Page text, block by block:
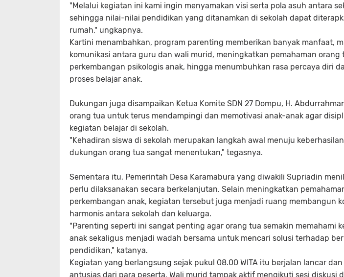
"Melalui kegiatan ini kami ingin menyamakan visi serta pola asuh antara
sehingga nilai-nilai pendidikan yang ditanamkan di sekolah dapat
rumah," ungkapnya.
Kartini menambahkan, program parenting memberikan banyak manfaat,
komunikasi antara guru dan wali murid, meningkatkan pemahaman orang
perkembangan psikologis anak, hingga menumbuhkan rasa percaya diri
proses belajar anak.
Dukungan juga disampaikan Ketua Komite SDN 27 Dompu, H.
orang tua untuk terus mendampingi dan memotivasi anak-anak agar
kegiatan belajar di sekolah.
"Kehadiran siswa di sekolah merupakan langkah awal menuju
dukungan orang tua sangat menentukan," tegasnya.
Sementara itu, Pemerintah Desa Karamabura yang diwakili Supriadin
perlu dilaksanakan secara berkelanjutan. Selain meningkatkan
perkembangan anak, kegiatan tersebut juga menjadi ruang membangun
harmonis antara sekolah dan keluarga.
"Parenting seperti ini sangat penting agar orang tua semakin memahami
anak sekaligus menjadi wadah bersama untuk mencari solusi terhadap
pendidikan," katanya.
Kegiatan yang berlangsung sejak pukul 08.00 WITA itu berjalan lancar
antusias dari para peserta. Wali murid tampak aktif mengikuti sesi diskusi